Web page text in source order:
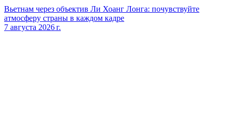
Вьетнам через объектив Ли Хоанг Лонга: почувствуйте
атмосферу страны в каждом кадре
7 августа 2026 г.